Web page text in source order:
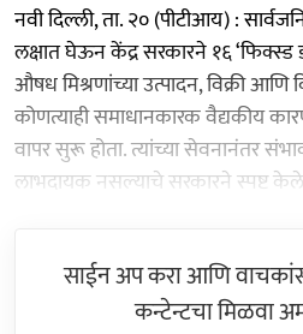
नवी दिल्ली, ता. २० (पीटीआय) :
लक्षात घेऊन केंद्र सरकारने १६ ‘फिक्स्ड
औषध मिश्रणांच्या उत्पादन, विक्री
कोणत्याही समाधानकारक वैद्यकीय
वापर सुरू होता. त्यांच्या सेवनानंतर
लाभदायक नसल्याचे सरकारने स्पष्ट
साईन अप करा आणि
कन्टेन्टचा मिळवा